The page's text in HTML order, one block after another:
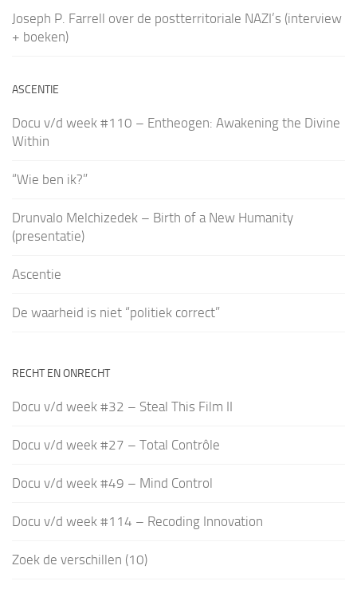
Joseph P. Farrell over de postterritoriale NAZI’s (interview
+ boeken)
ASCENTIE
Docu v/d week #110 – Entheogen: Awakening the Divine
Within
“Wie ben ik?”
Drunvalo Melchizedek – Birth of a New Humanity
(presentatie)
Ascentie
De waarheid is niet “politiek correct”
RECHT EN ONRECHT
Docu v/d week #32 – Steal This Film II
Docu v/d week #27 – Total Contrôle
Docu v/d week #49 – Mind Control
Docu v/d week #114 – Recoding Innovation
Zoek de verschillen (10)